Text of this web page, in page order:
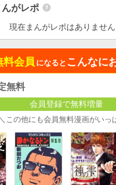
がレポ
現在まんがレポはありません
料会員 になると こんなに
無料
会員登録で無料増量
この他にも会員無料漫画がいっ